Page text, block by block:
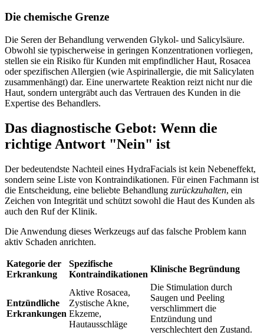
Die chemische Grenze
Die Seren der Behandlung verwenden Glykol- und Salicylsäure.
Obwohl sie typischerweise in geringen Konzentrationen vorliegen,
stellen sie ein Risiko für Kunden mit empfindlicher Haut, Rosacea
oder spezifischen Allergien (wie Aspirinallergie, die mit Salicylaten
zusammenhängt) dar. Eine unerwartete Reaktion reizt nicht nur die
Haut, sondern untergräbt auch das Vertrauen des Kunden in die
Expertise des Behandlers.
Das diagnostische Gebot: Wenn die
richtige Antwort "Nein" ist
Der bedeutendste Nachteil eines HydraFacials ist kein Nebeneffekt,
sondern seine Liste von Kontraindikationen. Für einen Fachmann ist
die Entscheidung, eine beliebte Behandlung zurückzuhalten, ein
Zeichen von Integrität und schützt sowohl die Haut des Kunden als
auch den Ruf der Klinik.
Die Anwendung dieses Werkzeugs auf das falsche Problem kann
aktiv Schaden anrichten.
Kategorie der
Erkrankung
Spezifische
Kontraindikationen
Klinische Begründung
Entzündliche
Erkrankungen
Aktive Rosacea,
Zystische Akne,
Ekzeme,
Hautausschläge
Die Stimulation durch
Saugen und Peeling
verschlimmert die
Entzündung und
verschlechtert den Zustand.